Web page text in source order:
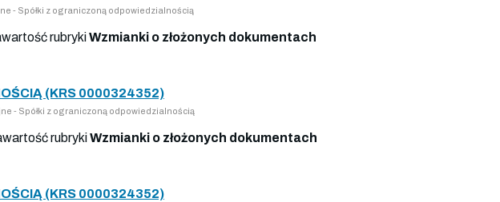
- Spółki z ograniczoną odpowiedzialnością
rubrykiWzmianki o złożonych dokumentach
(KRS 0000324352)
- Spółki z ograniczoną odpowiedzialnością
rubrykiWzmianki o złożonych dokumentach
(KRS 0000324352)